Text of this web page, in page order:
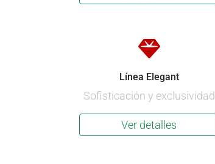
Línea Elegant
Sofisticación y exclusividad
Ver detalles